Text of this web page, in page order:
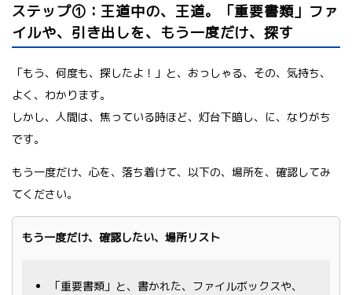
ステップ①：王道中の、王道。「重要書類」ファ
イルや、引き出しを、もう一度だけ、探す
「もう、何度も、探したよ！」と、おっしゃる、その、気持ち、
よく、わかります。
しかし、人間は、焦っている時ほど、灯台下暗し、に、なりがち
です。
もう一度だけ、心を、落ち着けて、以下の、場所を、確認してみ
てください。
もう一度だけ、確認したい、場所リスト
「重要書類」と、書かれた、ファイルボックスや、